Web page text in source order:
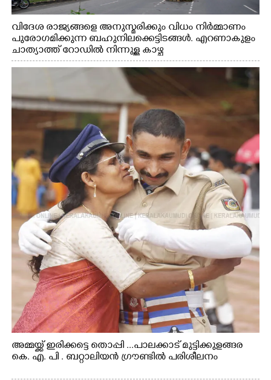
വിദേശ രാജ്യങ്ങളെ അനുസ്മരിക്കും വിധം നിർമ്മാണം
പുരോഗമിക്കുന്ന ബഹുനിലക്കെട്ടിടങ്ങൾ. എറണാകുളം
ചാത്യാത്ത് റോഡിൽ നിന്നുള്ള കാഴ്ച
അമ്മയ്ക്ക് ഇരിക്കട്ടെ തൊപ്പി ...പാലക്കാട് മുട്ടിക്കുളങ്ങര
കെ. എ. പി . ബറ്റാലിയൻ ഗ്രൗണ്ടിൽ പരിശീലനം